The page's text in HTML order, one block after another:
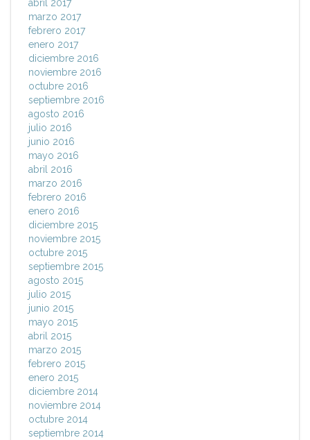
abril 2017
marzo 2017
febrero 2017
enero 2017
diciembre 2016
noviembre 2016
octubre 2016
septiembre 2016
agosto 2016
julio 2016
junio 2016
mayo 2016
abril 2016
marzo 2016
febrero 2016
enero 2016
diciembre 2015
noviembre 2015
octubre 2015
septiembre 2015
agosto 2015
julio 2015
junio 2015
mayo 2015
abril 2015
marzo 2015
febrero 2015
enero 2015
diciembre 2014
noviembre 2014
octubre 2014
septiembre 2014